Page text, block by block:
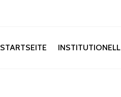
STARTSEITE INSTITUTIONELL